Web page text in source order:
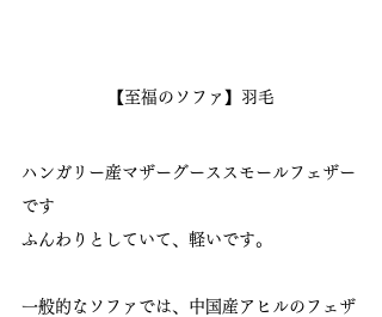
【至福のソファ】羽毛
ハンガリー産マザーグーススモールフェザー
です
ふんわりとしていて、軽いです。
一般的なソファでは、中国産アヒルのフェザ